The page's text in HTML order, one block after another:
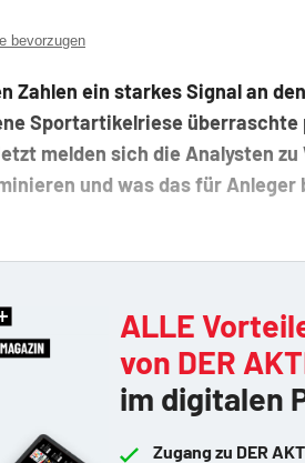
bevorzugen
Zahlen ein starkes Signal an
Sportartikelriese
melden sich die Analysten zu
und was das für Anleger
ALLE
von DER
im digitalen
Zugang zu DER